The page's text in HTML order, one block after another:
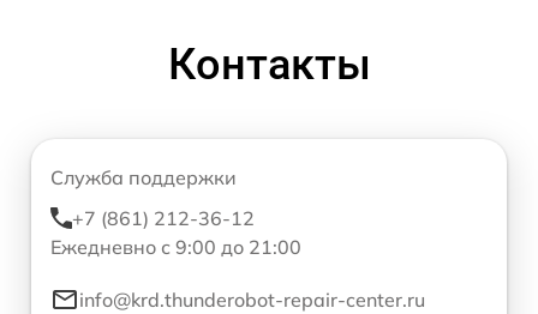
Контакты
Служба поддержки
+7 (861) 212-36-12
Ежедневно с 9:00 до 21:00
info@krd.thunderobot-repair-center.ru